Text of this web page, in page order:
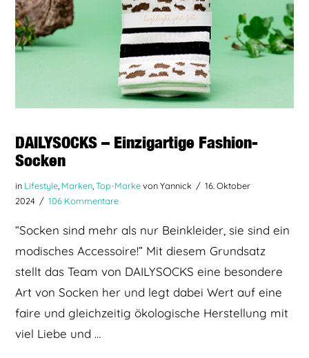
DAILYSOCKS – Einzigartige Fashion-
Socken
in Lifestyle Marken ,Top-Markevon Yannick
16. Oktober
2024
106 Kommentare
“Socken sind mehr als nur Beinkleider, sie sind ein
modisches Accessoire!” Mit diesem Grundsatz
stellt das Team von DAILYSOCKS eine besondere
Art von Socken her und legt dabei Wert auf eine
faire und gleichzeitig ökologische Herstellung mit
viel Liebe und …